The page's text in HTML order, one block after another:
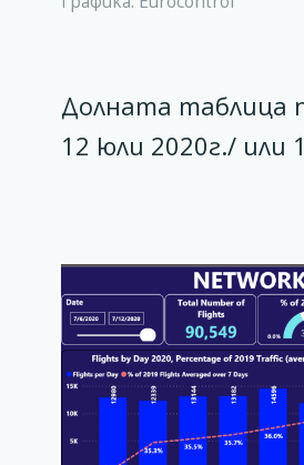
Долната таблица
12 юли 2020г./ или